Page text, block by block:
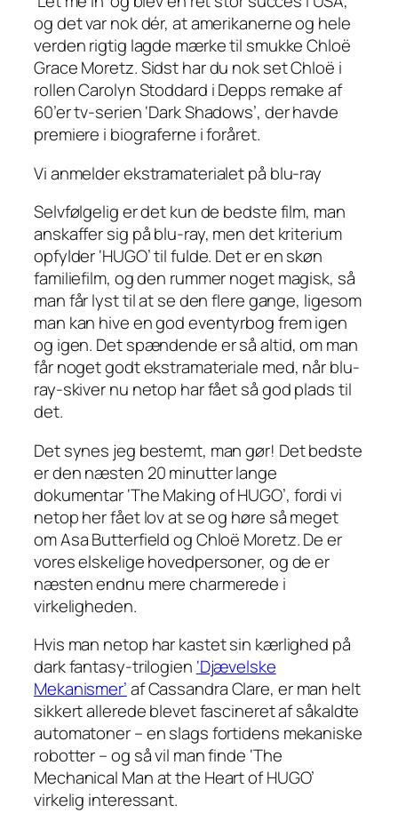
og det var nok dér, at amerikanerne og hele
verden rigtig lagde mærke til smukke Chloë
Grace Moretz. Sidst har du nok set Chloë i
rollen Carolyn Stoddard i Depps remake af
60’er tv-serien ‘Dark Shadows’, der havde
premiere i biograferne i foråret.
Vi anmelder ekstramaterialet på blu-ray
Selvfølgelig er det kun de bedste film, man
anskaffer sig på blu-ray, men det kriterium
opfylder ‘HUGO’ til fulde. Deteren skøn
familiefilm, og den rummer noget magisk, så
man får lyst til at se den flere gange, ligesom
man kan hive en god eventyrbog frem igen
og igen. Det spændende er så altid, om man
får noget godt ekstramateriale med, når blu-
ray-skiver nu netop har fået så god plads til
det.
Det synes jeg bestemt, man gør! Det bedste
er den næsten 20 minutter lange
dokumentar ‘The Making of HUGO’, fordi vi
netop her fået lov at se og høre så meget
om Asa Butterfield og Chloë Moretz. De er
vores elskelige hovedpersoner, og de er
næsten endnu mere charmerede i
virkeligheden.
Hvis man netop har kastet sin kærlighed på
dark fantasy-trilogien ‘Djævelske
Mekanismer’af Cassandra Clare, er man helt
sikkert allerede blevet fascineret af såkaldte
automatoner – en slags fortidens mekaniske
robotter – og så vil man finde ‘The
Mechanical Man at the Heart of HUGO’
virkelig interessant.